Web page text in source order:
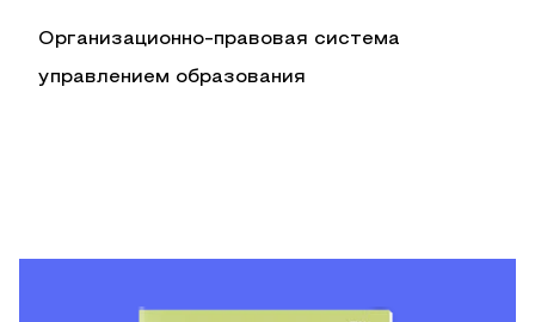
Организационно-правовая система
управлением образования